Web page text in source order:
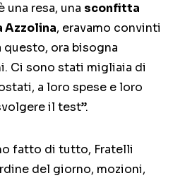
resa, una sconfitta
Azzolina, eravamo convinti
questo, ora bisogna
Ci sono stati migliaia di
a loro spese e loro
il test”.
fatto di tutto, Fratelli
del giorno, mozioni,